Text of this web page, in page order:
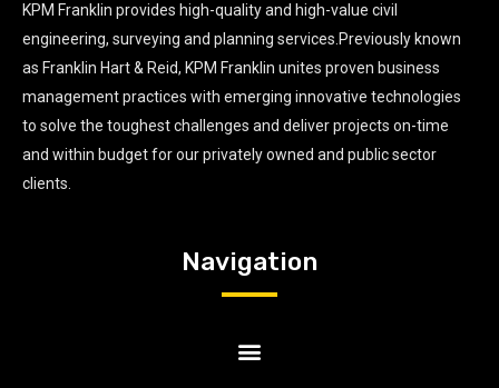
KPM Franklin provides high-quality and high-value civil
engineering, surveying and planning services.Previously known
as Franklin Hart & Reid, KPM Franklin unites proven business
management practices with emerging innovative technologies
to solve the toughest challenges and deliver projects on-time
and within budget for our privately owned and public sector
clients.
Navigation